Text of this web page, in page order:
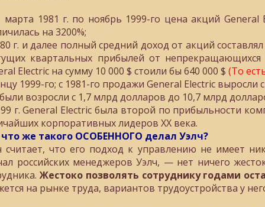
марта 1981 г. по ноябрь 1999-го цена акций
на 3200%;
г. и далее полный средний доход от акций
квартальных прибылей от
Electric на сумму 10 000 $ стоили бы 640 000 $(То
1999-го; с 1981-го продажи General Electric
возросли с 1,7 млрд долларов до 10,7 млрд
г. General Electric была второй по прибыльности
корпоративных лидеров ХХ века.
же такого ОСОБЕННОГО делал Уэлч?
считает, что его подход к управлению не имеет
российских менеджеров Уэлч, — нет ничего
Жестоко позволять сотруднику годами
на рынке труда, вариантов трудоустройства у